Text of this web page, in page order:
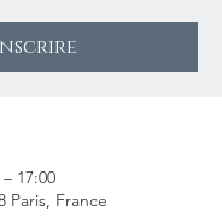
17:00
Paris, France